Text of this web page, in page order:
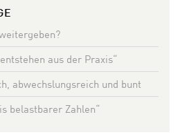
aus der Praxis“
abwechslungsreich und bunt
belastbarer Zahlen“